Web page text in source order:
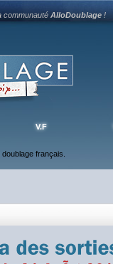
communautéAlloDoublage !
V.F
doublage français.